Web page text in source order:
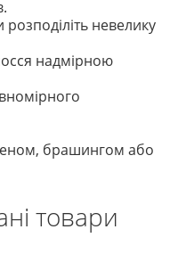
розподіліть невелику
надмірною
брашингом або
товари